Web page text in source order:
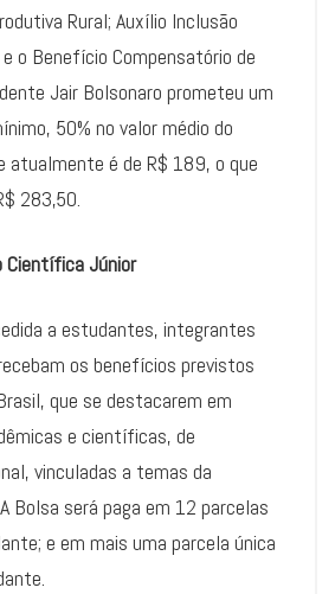
Rural; Auxílio Inclusão
o Benefício Compensatório de
Jair Bolsonaro prometeu um
50% no valor médio do
atualmente é de R$ 189, o que
283,50.
Científica Júnior
a estudantes, integrantes
os benefícios previstos
que se destacarem em
e científicas, de
vinculadas a temas da
Bolsa será paga em 12 parcelas
e em mais uma parcela única